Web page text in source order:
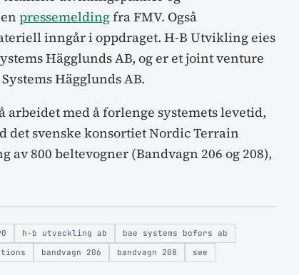
pressemeldingfra FMV. Også
inngår i oppdraget. H-B Utvikling eies
Hägglunds AB, og er et joint venture
Hägglunds AB.
med å forlenge systemets levetid,
det svenske konsortiet Nordic Terrain
800 beltevogner (Bandvagn 206 og 208),
h-b utveckling ab
bae systems bofors ab
bandvagn 206 bandvagn 208 swe